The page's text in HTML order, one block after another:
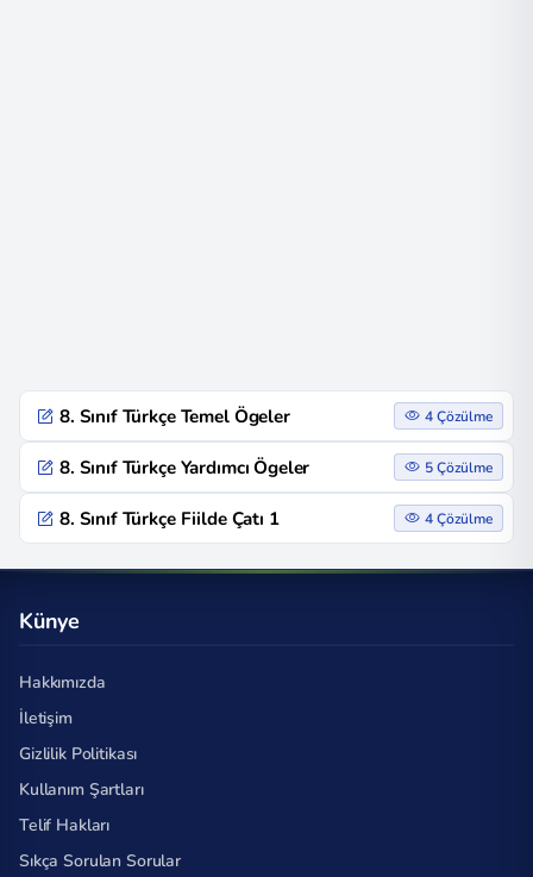
8. Sınıf Türkçe Temel Ögeler 4 Çözülme
8. Sınıf Türkçe Yardımcı Ögeler 5 Çözülme
8. Sınıf Türkçe Fiilde Çatı 1 4 Çözülme
Künye
Hakkımızda
İletişim
Gizlilik Politikası
Kullanım Şartları
Telif Hakları
Sıkça Sorulan Sorular